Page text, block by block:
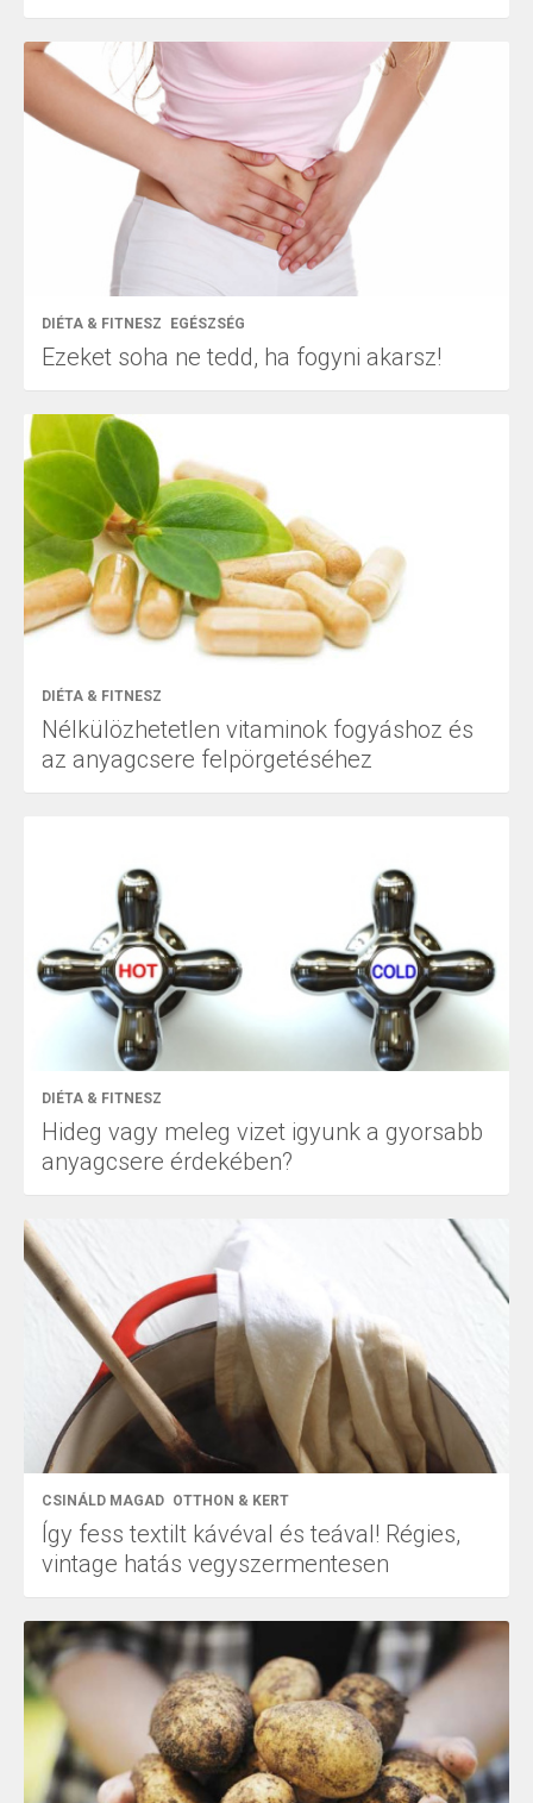
DIÉTA & FITNESZ EGÉSZSÉG
Ezeket soha ne tedd, ha fogyni akarsz!
DIÉTA & FITNESZ
Nélkülözhetetlen vitaminok fogyáshoz és
az anyagcsere felpörgetéséhez
DIÉTA & FITNESZ
Hideg vagy meleg vizet igyunk a gyorsabb
anyagcsere érdekében?
CSINÁLD MAGAD OTTHON & KERT
Így fess textilt kávéval és teával! Régies,
vintage hatás vegyszermentesen